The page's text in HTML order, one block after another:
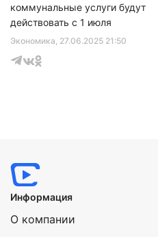
Экономика, 27.06.2025 21:50
коммунальные услуги будут
действовать с 1 июля
Информация
О компании